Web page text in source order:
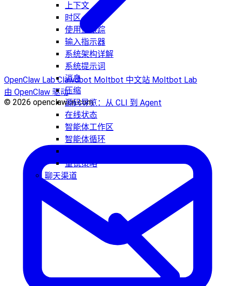
上下文
时区
使用量跟踪
输入指示器
系统架构详解
系统提示词
消息
压缩
源码导览：从 CLI 到 Agent
在线状态
智能体工作区
智能体循环
重试策略
聊天渠道
OpenClaw LabClawdbot Moltbot 中文站 Moltbot Lab
由 OpenClaw 驱动
© 2026 openclawcn.com